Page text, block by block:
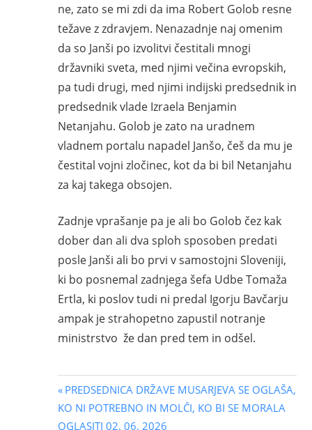
ne, zato se mi zdi da ima Robert Golob resne
težave z zdravjem. Nenazadnje naj omenim
da so Janši po izvolitvi čestitali mnogi
državniki sveta, med njimi večina evropskih,
pa tudi drugi, med njimi indijski predsednik in
predsednik vlade Izraela Benjamin
Netanjahu. Golob je zato na uradnem
vladnem portalu napadel Janšo, češ da mu je
čestital vojni zločinec, kot da bi bil Netanjahu
za kaj takega obsojen.
Zadnje vprašanje pa je ali bo Golob čez kak
dober dan ali dva sploh sposoben predati
posle Janši ali bo prvi v samostojni Sloveniji,
ki bo posnemal zadnjega šefa Udbe Tomaža
Ertla, ki poslov tudi ni predal Igorju Bavčarju
ampak je strahopetno zapustil notranje
ministrstvo že dan pred tem in odšel.
Navigacija
prispevka
Previous
Post:
PREDSEDNICA DRŽAVE MUSARJEVA SE OGLAŠA,
KO NI POTREBNO IN MOLČI, KO BI SE MORALA
OGLASITI 02. 06. 2026